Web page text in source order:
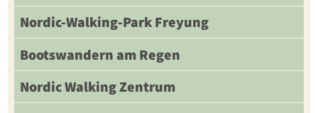
Nordic-Walking-Park Freyung
Bootswandern am Regen
Nordic Walking Zentrum